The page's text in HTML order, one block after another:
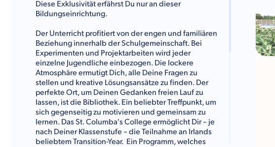
Diese Exklusivität erfährst Du nur an dieser
Bildungseinrichtung.
Der Unterricht profitiert von der engen und familiären
Beziehung innerhalb der Schulgemeinschaft. Bei
Experimenten und Projektarbeiten wird jeder
einzelne Jugendliche einbezogen. Die lockere
Atmosphäre ermutigt Dich, alle Deine Fragen zu
stellen und kreative Lösungsansätze zu finden. Der
perfekte Ort, um Deinen Gedanken freien Lauf zu
lassen, ist die Bibliothek. Ein beliebter Treffpunkt, um
sich gegenseitig zu motivieren und gemeinsam zu
lernen. Das St. Columba's College ermöglicht Dir – je
nach Deiner Klassenstufe – die Teilnahme an Irlands
beliebtem Transition-Year. Ein Programm, welches